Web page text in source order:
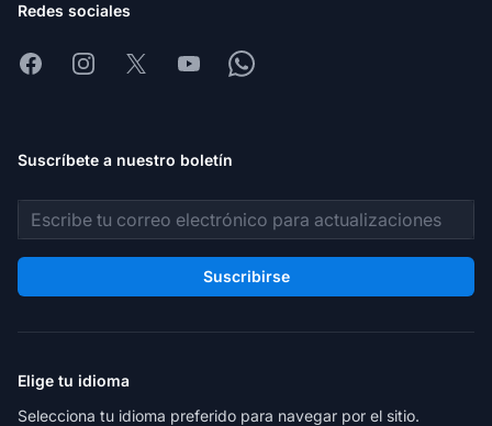
Redes sociales
FacebookInstagram
X YoutubeWhatsapp
Suscríbete a nuestro boletín
Dirección de correo electrónico
Suscribirse
Elige tu idioma
Selecciona tu idioma preferido para navegar por el sitio.